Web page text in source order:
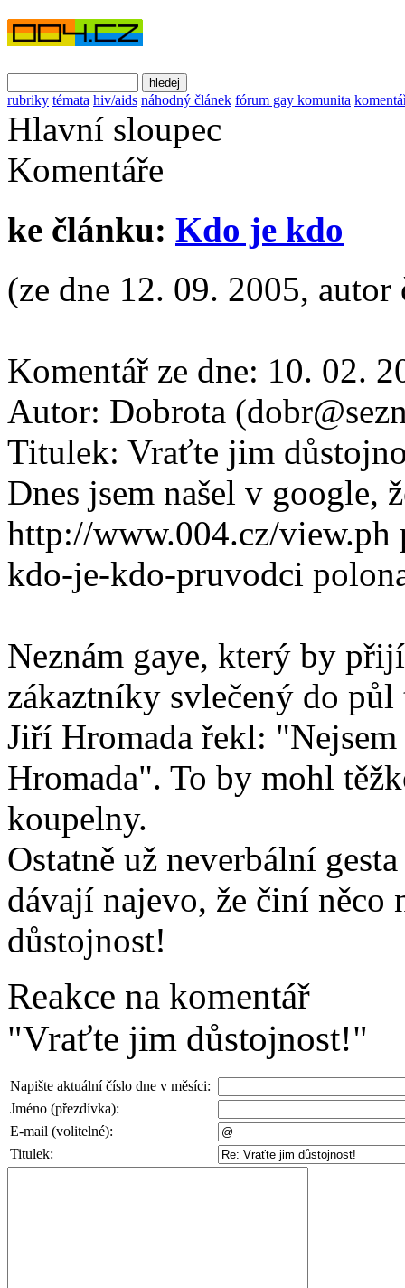
rubriky témata hiv/aids náhodný článek fórum gay komunita
Hlavní sloupec
Komentáře
ke článku: Kdo je kdo
(ze dne 12. 09. 2005,
Komentář ze dne: 10. 02.
Autor: Dobrota
Titulek: Vraťte jim
Dnes jsem našel v google,
http://www.004.cz/view.ph
kdo-je-kdo-pruvodci
Neznám gaye, který by
zákaztníky svlečený do
Jiří Hromada řekl:
Hromada". To by mohl
koupelny.
Ostatně už neverbální
dávají najevo, že činí něco
důstojnost!
Reakce na komentář
"Vraťte jim důstojnost!"
Napište aktuální číslo dne v měsíci:
Jméno (přezdívka):
E-mail (volitelné):
Titulek: